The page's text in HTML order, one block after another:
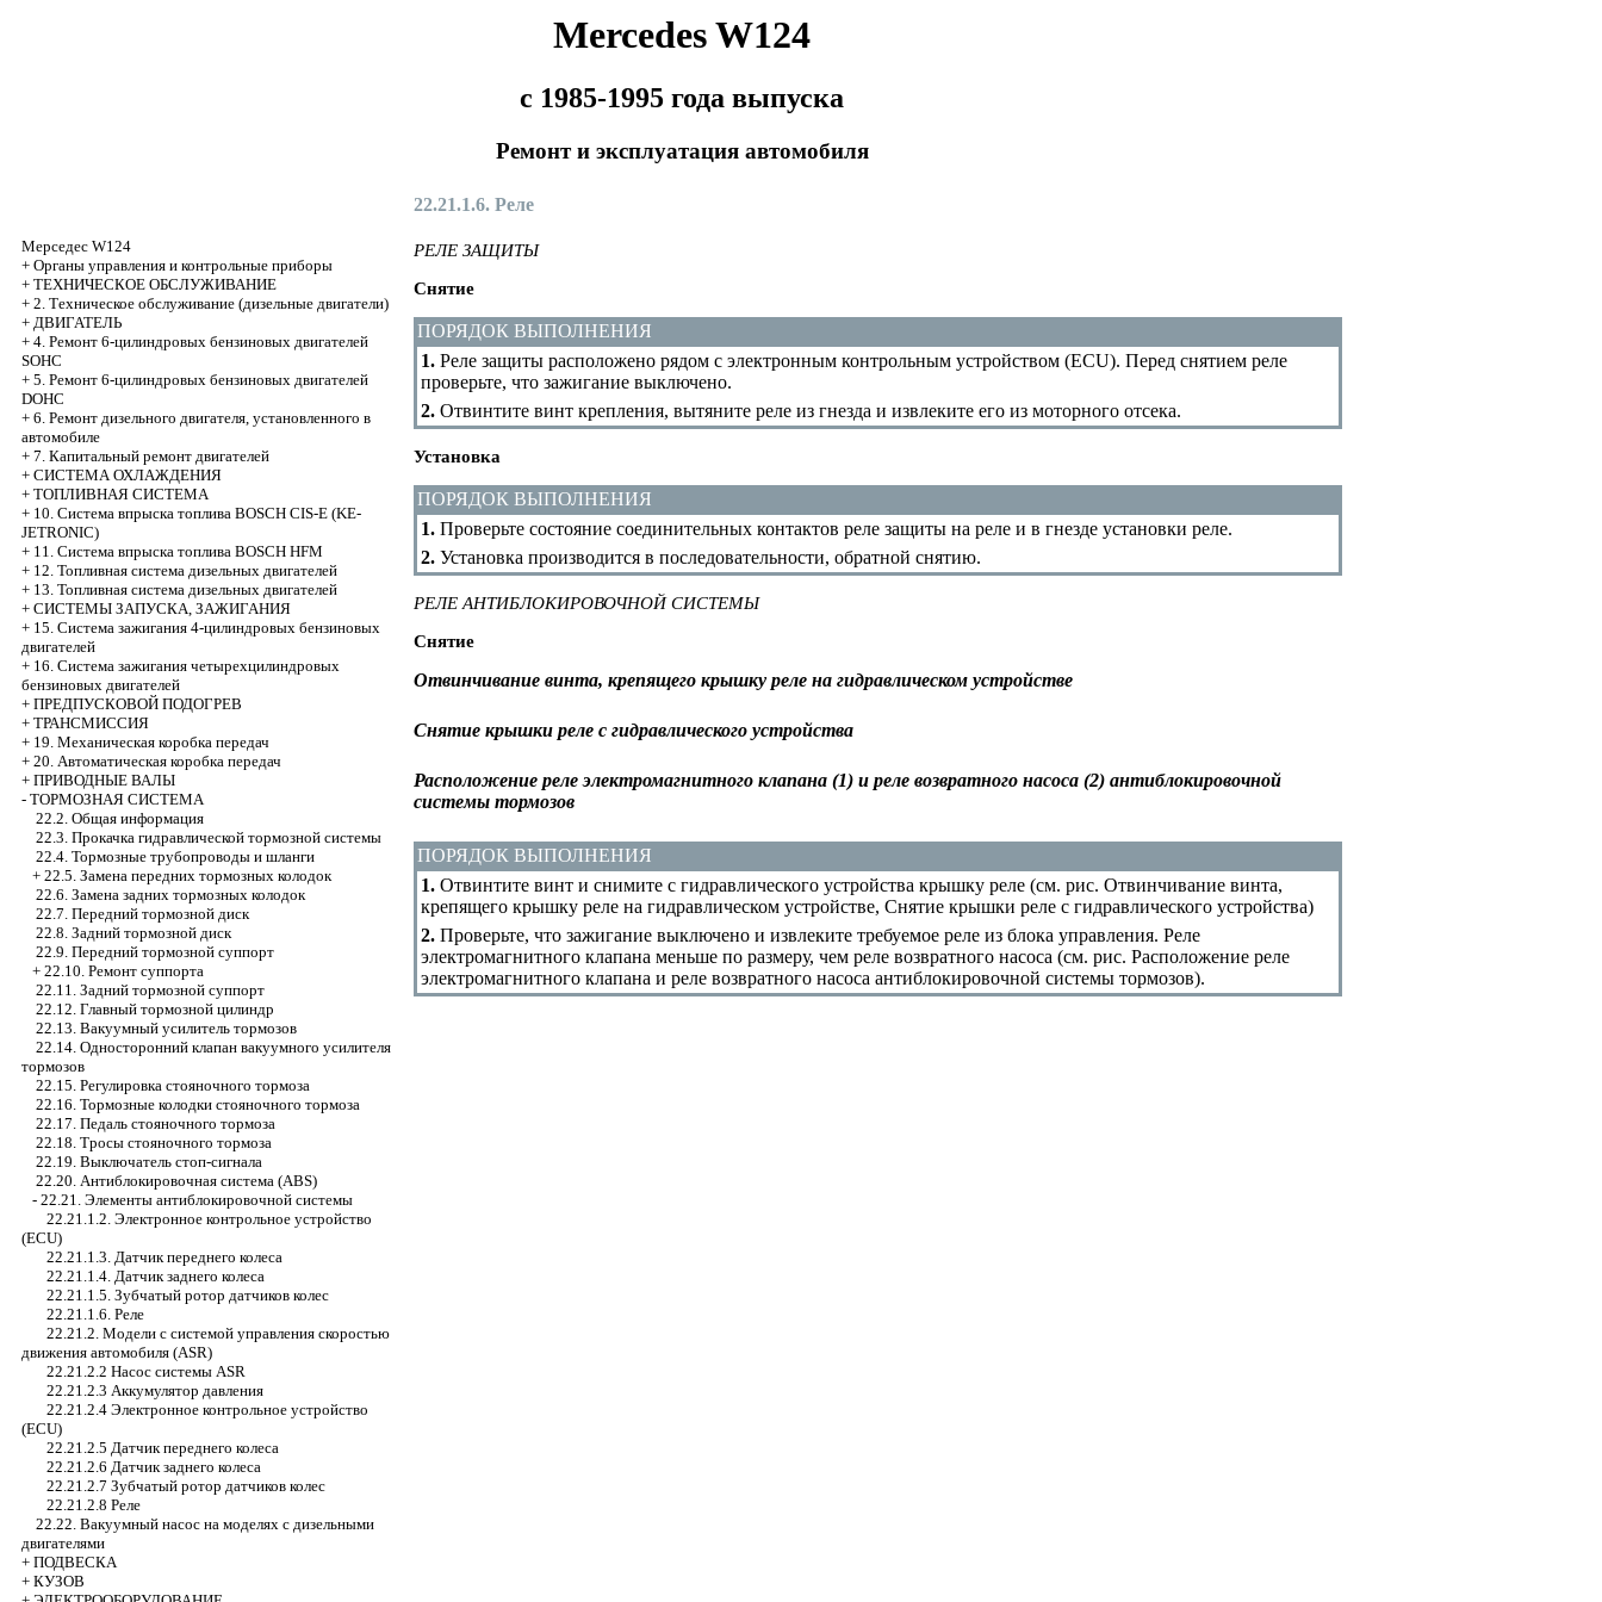
Mercedes W124
с 1985-1995 года выпуска
Ремонт и эксплуатация автомобиля
Мерседес W124
+ Органы управления и контрольные приборы
+ ТЕХНИЧЕСКОЕ ОБСЛУЖИВАНИЕ
+ 2. Техническое обслуживание (дизельные двигатели)
+ ДВИГАТЕЛЬ
+ 4. Ремонт 6-цилиндровых бензиновых двигателей
SOHC
+ 5. Ремонт 6-цилиндровых бензиновых двигателей
DOHC
+ 6. Ремонт дизельного двигателя, установленного в
автомобиле
+ 7. Капитальный ремонт двигателей
+ СИСТЕМА ОХЛАЖДЕНИЯ
+ ТОПЛИВНАЯ СИСТЕМА
+ 10. Система впрыска топлива BOSCH CIS-E (KE-
JETRONIC)
+ 11. Система впрыска топлива BOSCH HFM
+ 12. Топливная система дизельных двигателей
+ 13. Топливная система дизельных двигателей
+ СИСТЕМЫ ЗАПУСКА, ЗАЖИГАНИЯ
+ 15. Система зажигания 4-цилиндровых бензиновых
двигателей
+ 16. Система зажигания четырехцилиндровых
бензиновых двигателей
+ ПРЕДПУСКОВОЙ ПОДОГРЕВ
+ ТРАНСМИССИЯ
+ 19. Механическая коробка передач
+ 20. Автоматическая коробка передач
+ ПРИВОДНЫЕ ВАЛЫ
- ТОРМОЗНАЯ СИСТЕМА
22.2. Общая информация
22.3. Прокачка гидравлической тормозной системы
22.4. Тормозные трубопроводы и шланги
+ 22.5. Замена передних тормозных колодок
22.6. Замена задних тормозных колодок
22.7. Передний тормозной диск
22.8. Задний тормозной диск
22.9. Передний тормозной суппорт
+ 22.10. Ремонт суппорта
22.11. Задний тормозной суппорт
22.12. Главный тормозной цилиндр
22.13. Вакуумный усилитель тормозов
22.14. Односторонний клапан вакуумного усилителя
тормозов
22.15. Регулировка стояночного тормоза
22.16. Тормозные колодки стояночного тормоза
22.17. Педаль стояночного тормоза
22.18. Тросы стояночного тормоза
22.19. Выключатель стоп-сигнала
22.20. Антиблокировочная система (ABS)
- 22.21. Элементы антиблокировочной системы
22.21.1.2. Электронное контрольное устройство
(ECU)
22.21.1.3. Датчик переднего колеса
22.21.1.4. Датчик заднего колеса
22.21.1.5. Зубчатый ротор датчиков колес
22.21.1.6. Реле
22.21.2. Модели с системой управления скоростью
движения автомобиля (ASR)
22.21.2.2 Насос системы ASR
22.21.2.3 Аккумулятор давления
22.21.2.4 Электронное контрольное устройство
(ECU)
22.21.2.5 Датчик переднего колеса
22.21.2.6 Датчик заднего колеса
22.21.2.7 Зубчатый ротор датчиков колес
22.21.2.8 Реле
22.22. Вакуумный насос на моделях с дизельными
двигателями
+ ПОДВЕСКА
+ КУЗОВ
22.21.1.6. Реле
РЕЛЕ ЗАЩИТЫ
Снятие
ПОРЯДОК ВЫПОЛНЕНИЯ
1. Реле защиты расположено рядом с электронным контрольным устройством (ECU). Перед снятием реле
проверьте, что зажигание выключено.
2. Отвинтите винт крепления, вытяните реле из гнезда и извлеките его из моторного отсека.
Установка
ПОРЯДОК ВЫПОЛНЕНИЯ
1. Проверьте состояние соединительных контактов реле защиты на реле и в гнезде установки реле.
2. Установка производится в последовательности, обратной снятию.
РЕЛЕ АНТИБЛОКИРОВОЧНОЙ СИСТЕМЫ
Снятие
Отвинчивание винта, крепящего крышку реле на гидравлическом устройстве
Снятие крышки реле с гидравлического устройства
Расположение реле электромагнитного клапана (1) и реле возвратного насоса (2) антиблокировочной
системы тормозов
ПОРЯДОК ВЫПОЛНЕНИЯ
1. Отвинтите винт и снимите с гидравлического устройства крышку реле (см. рис. Отвинчивание винта,
крепящего крышку реле на гидравлическом устройстве, Снятие крышки реле с гидравлического устройства)
2. Проверьте, что зажигание выключено и извлеките требуемое реле из блока управления. Реле
электромагнитного клапана меньше по размеру, чем реле возвратного насоса (см. рис. Расположение реле
электромагнитного клапана и реле возвратного насоса антиблокировочной системы тормозов).